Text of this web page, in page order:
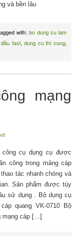
và bền lâu
with:bo dung cu lam
fast,dung cu thi cong,
mạng
cụ dụng cụ được
công trong mảng cáp
tác nhanh chóng và
Sản phẩm được tùy
sử dụng . Bộ dụng cụ
quang VK-0710 Bộ
mạng cáp […]